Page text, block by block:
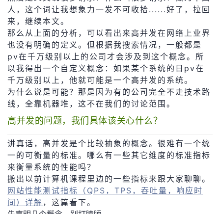
发
者
学
堂
的
课
程
我
的
认
证
我
的
实
我
的
Programs
的
支
持
我
的
技
术
支
持
我
的
云
声
建
人，这个词让我想象力一发不可收拾......好了，拉回
来，继续本文。
那么从上面的分析，可以看出来高并发在网络上业界
也没有明确的定义。但根据我搜索情况，一般都是
pv在千万级别以上的公司才会涉及到这个概念。所
以我得出一个自定义概念：如果某个系统的日pv在
千万级别以上，他就可能是一个高并发的系统。
为什么说是可能？那是因为有的公司完全不走技术路
线，全靠机器堆，这不在我们的讨论范围。
高并发的问题，我们具体该关心什么？
讲真话，高并发是个比较抽象的概念。很难有一个统
一的可衡量的标准。哪么有一些其它维度的标准指标
来衡量系统的性能吗？
搬出以前计算机课程里边的一些指标来跟大家聊聊。
网站性能测试指标（QPS，TPS，吞吐量，响应时
间）详解 ，这篇看下。